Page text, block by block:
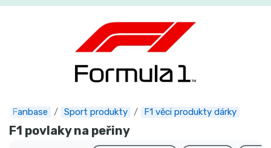
Fanbase Sport produkty F1 věci produkty dárky
F1 povlaky na peřiny
Registrace
Nejnovější věci
Speciální nabídky
Expresní doručení
Předobjednat